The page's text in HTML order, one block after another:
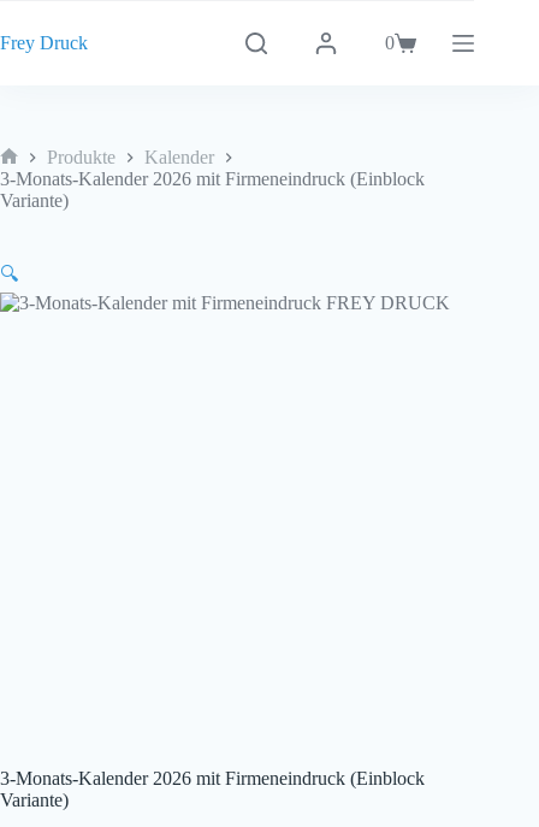
springen
Frey Druck Warenkorb
0
Start
Produkte
Kalender
3-Monats-Kalender 2026 mit Firmeneindruck (Einblock
Variante)
🔍
3-Monats-Kalender 2026 mit Firmeneindruck (Einblock
Variante)